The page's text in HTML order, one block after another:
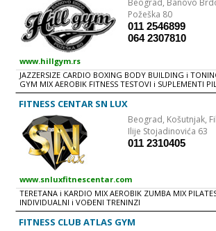
11-21h; nedelja 11-19h Dobrodošli! Vaš Sport Active
Beograd, Banovo
Požeška 80
011 2546899
064 2307810
www.hillgym.rs
JAZZERSIZE CARDIO BOXING BODY BUILDING i
GYM MIX AEROBIK FITNESS TESTOVI i SUPLEMENTI
INDIVIDUALNI TRENINZI
FITNESS CENTAR SN LUX
Beograd, Košutnjak,
Ilije Stojadinovića 63
011 2310405
www.snluxfitnescentar.com
TERETANA i KARDIO MIX AEROBIK ZUMBA MIX
INDIVIDUALNI i VOĐENI TRENINZI
FITNESS CLUB ATLAS GYM